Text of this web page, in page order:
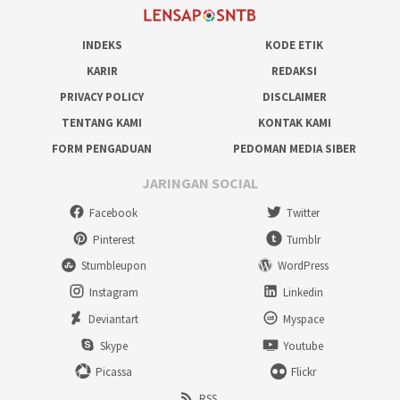
INDEKS
KODE ETIK
KARIR
REDAKSI
PRIVACY POLICY
DISCLAIMER
TENTANG KAMI
KONTAK KAMI
FORM PENGADUAN
PEDOMAN MEDIA SIBER
JARINGAN SOCIAL
Facebook
Twitter
Pinterest
Tumblr
Stumbleupon
WordPress
Instagram
Linkedin
Deviantart
Myspace
Skype
Youtube
Picassa
Flickr